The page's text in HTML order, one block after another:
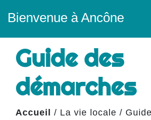
Bienvenue à Ancône
Guide des
démarches
Accueil / La vie locale /